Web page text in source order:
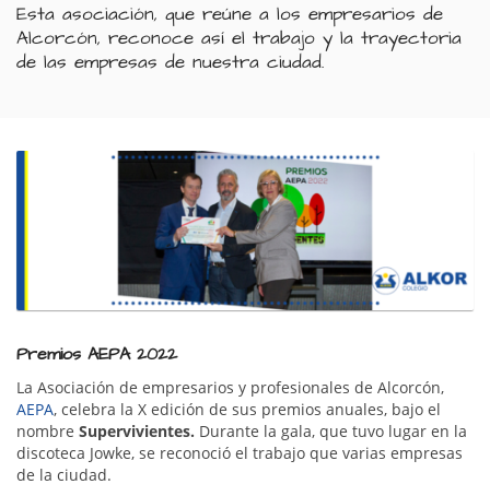
Esta asociación, que reúne a los empresarios de
Alcorcón, reconoce así el trabajo y la trayectoria
de las empresas de nuestra ciudad.
Premios AEPA 2022
La Asociación de empresarios y profesionales de Alcorcón,
AEPA, celebra la X edición de sus premios anuales, bajo el
nombre Supervivientes. Durante la gala, que tuvo lugar en la
discoteca Jowke, se reconoció el trabajo que varias empresas
de la ciudad.